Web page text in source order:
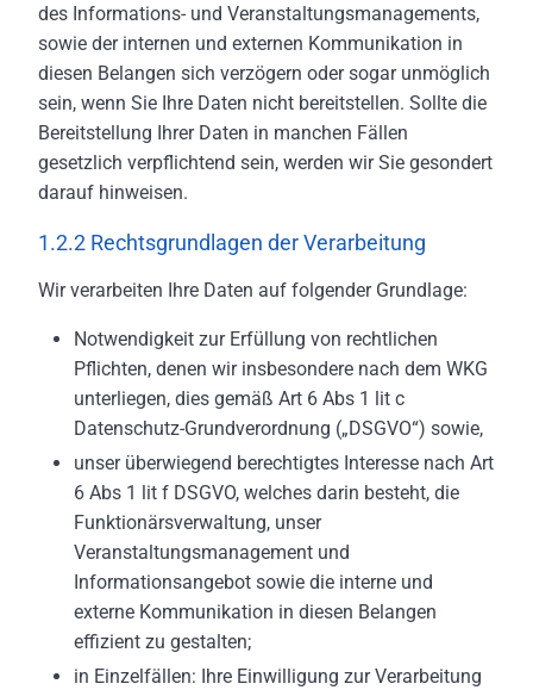
des Informations- und Veranstaltungsmanagements,
sowie der internen und externen Kommunikation in
diesen Belangen sich verzögern oder sogar unmöglich
sein, wenn Sie Ihre Daten nicht bereitstellen. Sollte die
Bereitstellung Ihrer Daten in manchen Fällen
gesetzlich verpflichtend sein, werden wir Sie gesondert
darauf hinweisen.
1.2.2 Rechtsgrundlagen der Verarbeitung
Wir verarbeiten Ihre Daten auf folgender Grundlage:
Notwendigkeit zur Erfüllung von rechtlichen
Pflichten, denen wir insbesondere nach dem WKG
unterliegen, dies gemäß Art 6 Abs 1 lit c
Datenschutz-Grundverordnung („DSGVO“) sowie,
unser überwiegend berechtigtes Interesse nach Art
6 Abs 1 lit f DSGVO, welches darin besteht, die
Funktionärsverwaltung, unser
Veranstaltungsmanagement und
Informationsangebot sowie die interne und
externe Kommunikation in diesen Belangen
effizient zu gestalten;
in Einzelfällen: Ihre Einwilligung zur Verarbeitung